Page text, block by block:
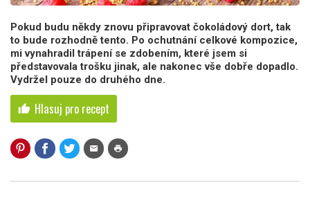
Pokud budu někdy znovu připravovat čokoládový dort, tak
to bude rozhodně tento. Po ochutnání celkové kompozice,
mi vynahradil trápení se zdobením, které jsem si
představovala trošku jinak, ale nakonec vše dobře dopadlo.
Vydržel pouze do druhého dne.
thumb_up Hlasuj pro recept
mail print